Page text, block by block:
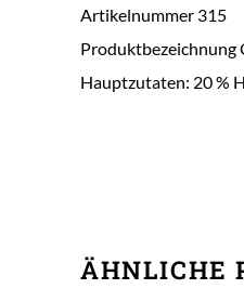
Artikelnummer 315
Produktbezeichnung
Hauptzutaten: 20 %
ÄHNLICHE